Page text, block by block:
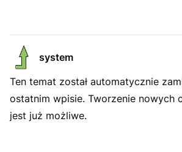
system
Ten temat został automatycznie
ostatnim wpisie. Tworzenie nowych
jest już możliwe.